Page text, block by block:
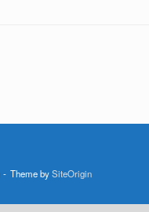
Theme bySiteOrigin